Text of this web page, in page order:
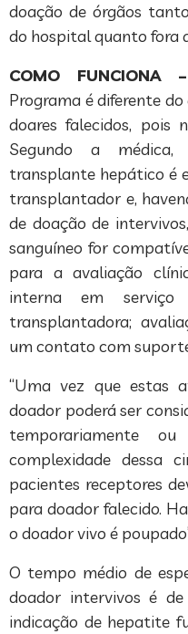
doação de órgãos
do hospital quanto fora
COMO FUNCIONA –
Programa é diferente
doares falecidos, pois
Segundo a
transplante hepático é
transplantador e,
de doação de
sanguíneo for
para a avaliação
interna em serviço
transplantadora;
um contato com
“Uma vez que estas
doador poderá ser
temporariamente
complexidade dessa
pacientes receptores
para doador falecido.
o doador vivo é
O tempo médio de
doador intervivos é
indicação de hepatite